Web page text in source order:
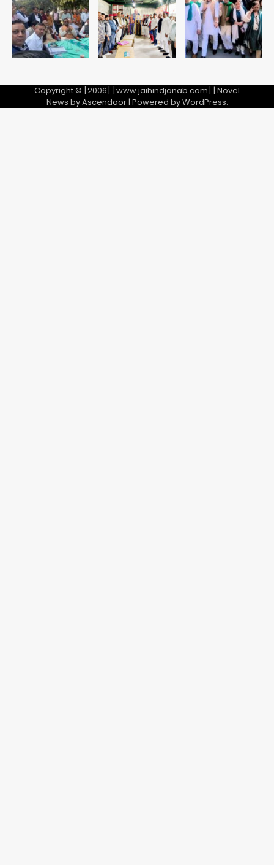
Copyright © [2006] [www.jaihindjanab.com] | Novel
News byAscendoor| Powered byWordPress.